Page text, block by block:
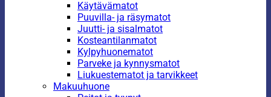
Käytävämatot
Puuvilla- ja räsymatot
Juutti- ja sisalmatot
Kosteantilanmatot
Kylpyhuonematot
Parveke ja kynnysmatot
Liukuestematot ja tarvikkeet
Makuuhuone